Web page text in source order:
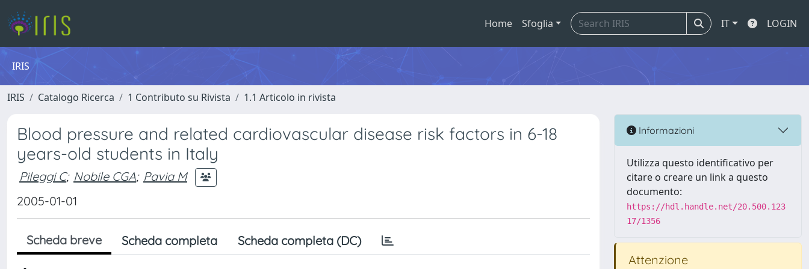
Home Sfoglia IT LOGIN
IRIS
IRIS Catalogo Ricerca 1 Contributo su Rivista 1.1 Articolo in rivista
Blood pressure and related cardiovascular disease risk factors in 6-18
years-old students in Italy
Pileggi C; Nobile CGA; Pavia M
2005-01-01
Scheda breve Scheda completa Scheda completa (DC)
Informazioni
Utilizza questo identificativo per
citare o creare un link a questo
documento:
https://hdl.handle.net/20.500.123
17/1356
Attenzione